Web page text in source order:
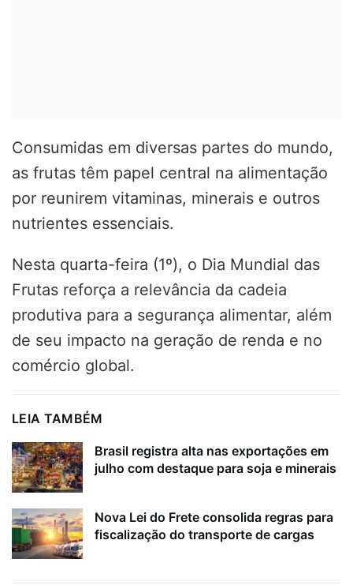
Consumidas em diversas partes do mundo,
as frutas têm papel central na alimentação
por reunirem vitaminas, minerais e outros
nutrientes essenciais.
Nesta quarta-feira (1º), o Dia Mundial das
Frutas reforça a relevância da cadeia
produtiva para a segurança alimentar, além
de seu impacto na geração de renda e no
comércio global.
LEIA TAMBÉM
Brasil registra alta nas exportações em
julho com destaque para soja e minerais
Nova Lei do Frete consolida regras para
fiscalização do transporte de cargas